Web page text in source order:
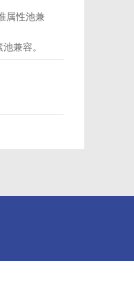
属性池兼
兼容。